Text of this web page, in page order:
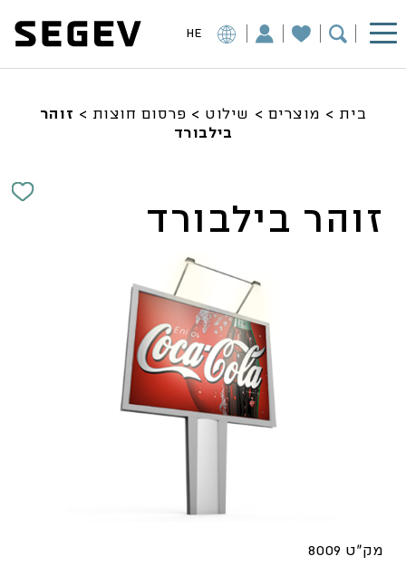
HE
בית > מוצרים > שילוט > פרסום חוצות > זוהר
בילבורד
מק"ט 8009
זוהר בילבורד